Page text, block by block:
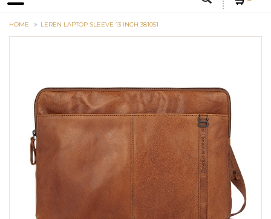
HOME LEREN LAPTOP SLEEVE 13 INCH 381051